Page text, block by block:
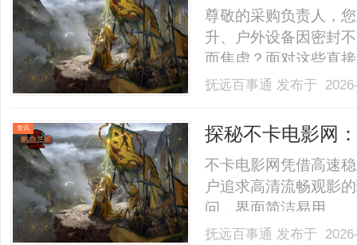
是您的优选？
尊敬的采购负责人，
升、户外设备因密封
而焦虑？面对这些直
靠、响应快、资质全
区飞达甬丰电器有限
业.........
抚远百事通 发布于
资讯 探秘不卡电影网
不卡电影网凭借高速
户追求高清流畅观影
问，界面简洁易用。
抚远百事通 发布于